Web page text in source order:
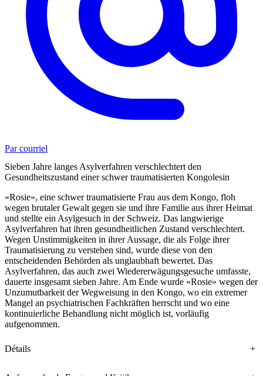
Par courriel
Sieben Jahre langes Asylverfahren verschlechtert den
Gesundheitszustand einer schwer traumatisierten Kongolesin
«Rosie», eine schwer traumatisierte Frau aus dem Kongo, floh
wegen brutaler Gewalt gegen sie und ihre Familie aus ihrer Heimat
und stellte ein Asylgesuch in der Schweiz. Das langwierige
Asylverfahren hat ihren gesundheitlichen Zustand verschlechtert.
Wegen Unstimmigkeiten in ihrer Aussage, die als Folge ihrer
Traumatisierung zu verstehen sind, wurde diese von den
entscheidenden Behörden als unglaubhaft bewertet. Das
Asylverfahren, das auch zwei Wiedererwägungsgesuche umfasste,
dauerte insgesamt sieben Jahre. Am Ende wurde «Rosie» wegen der
Unzumutbarkeit der Wegweisung in den Kongo, wo ein extremer
Mangel an psychiatrischen Fachkräften herrscht und wo eine
kontinuierliche Behandlung nicht möglich ist, vorläufig
aufgenommen.
Détails +